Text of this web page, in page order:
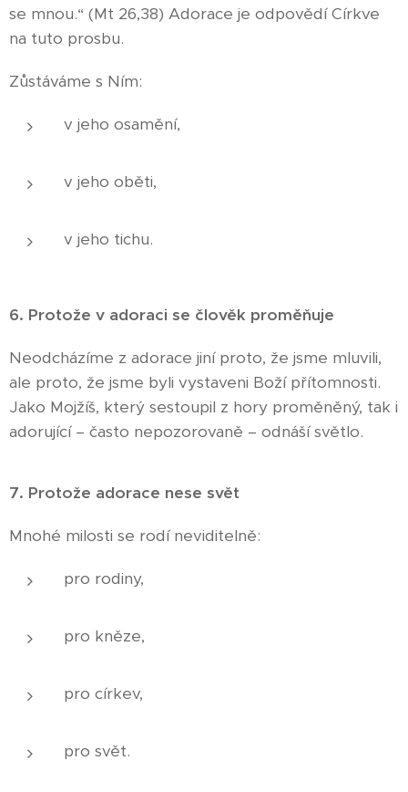
se mnou.“ (Mt 26,38) Adorace je odpovědí Církve
na tuto prosbu.
Zůstáváme s Ním:
v jeho osamění,
v jeho oběti,
v jeho tichu.
6. Protože v adoraci se člověk proměňuje
Neodcházíme z adorace jiní proto, že jsme mluvili,
ale proto, že jsme byli vystaveni Boží přítomnosti.
Jako Mojžíš, který sestoupil z hory proměněný, tak i
adorující – často nepozorovaně – odnáší světlo.
7. Protože adorace nese svět
Mnohé milosti se rodí neviditelně:
pro rodiny,
pro kněze,
pro církev,
pro svět.